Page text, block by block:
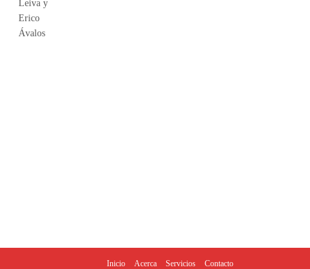
Inicio Acerca Servicios Contacto